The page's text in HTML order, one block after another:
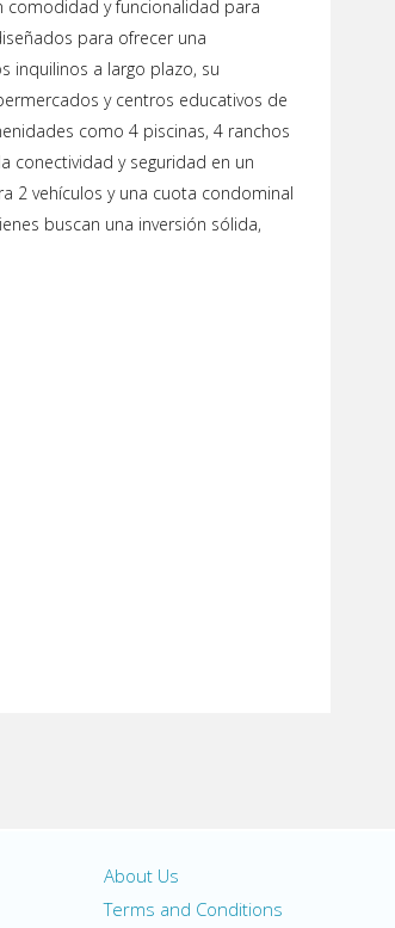
comodidad y funcionalidad para
para ofrecer una
inquilinos a largo plazo, su
y centros educativos de
como 4 piscinas, 4 ranchos
conectividad y seguridad en un
2 vehículos y una cuota condominal
buscan una inversión sólida,
About Us
Terms and Conditions